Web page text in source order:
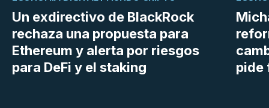
Un exdirectivo de BlackRock
rechaza una propuesta para
Ethereum y alerta por riesgos
para DeFi y el staking
pide